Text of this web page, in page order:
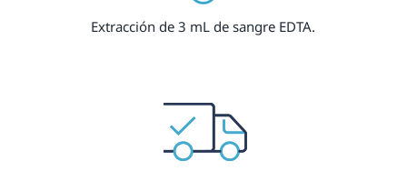
Extracción de 3 mL de sangre EDTA.